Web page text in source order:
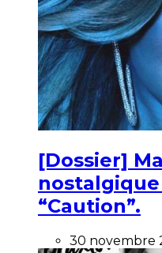
[Dossier]
“Caution”.
30 novembre